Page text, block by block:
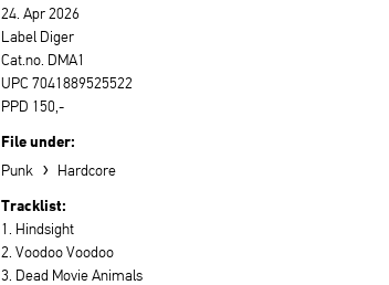
24. Apr 2026
Label Diger
Cat.no. DMA1
UPC 7041889525522
PPD 150,-
File under:
Punk › Hardcore
Tracklist:
1. Hindsight
2. Voodoo Voodoo
3. Dead Movie Animals